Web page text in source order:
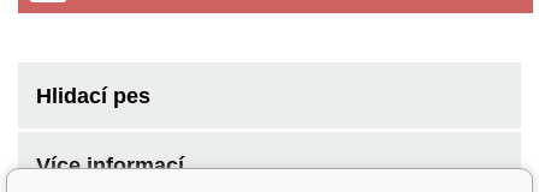
Hlidací pes
Více informací